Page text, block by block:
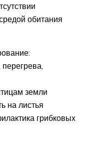
обитания
земли
на листья
грибковых